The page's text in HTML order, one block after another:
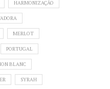
HARMONIZAÇÃO
MERLOT
PORTUGAL
BLANC
SYRAH